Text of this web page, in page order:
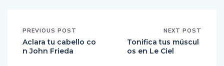
PREVIOUS POST
Aclara tu cabello co
n John Frieda
NEXT POST
Tonifica tus múscul
os en Le Ciel